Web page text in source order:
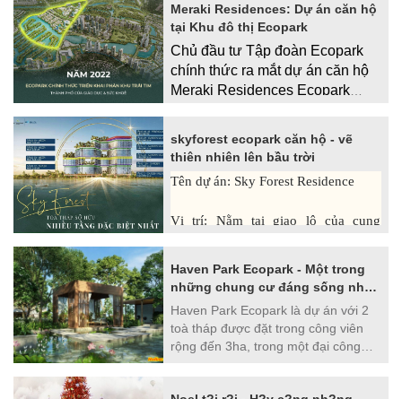
Meraki Residences: Dự án căn hộ
tại Khu đô thị Ecopark
Chủ đầu tư Tập đoàn Ecopark
chính thức ra mắt dự án căn hộ
Meraki Residences Ecopark
bán ưu đãi cùng nhiều chính
skyforest ecopark căn hộ - vẽ
thiên nhiên lên bầu trời
Tên dự án: Sky Forest Residence
Vị trí: Nằm tại giao lộ của cung
Số lượng tòa căn hộ: Tòa SF1 30
Haven Park Ecopark - Một trong
những chung cư đáng sống nhất
tại miền Bắc
Haven Park Ecopark là dự án với 2
toà tháp được đặt trong công viên
rộng đến 3ha, trong một đại công